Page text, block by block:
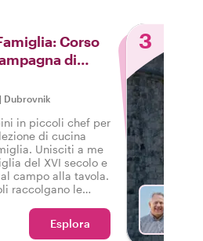
Corso
di
| Dubrovnik
in piccoli chef per
di cucina
Unisciti a me
del XVI secolo e
campo alla tavola.
raccolgano le
Esplora
3